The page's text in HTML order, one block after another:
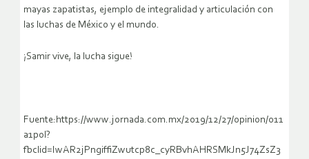
mayas zapatistas, ejemplo de integralidad y articulación con
las luchas de México y el mundo.
¡Samir vive, la lucha sigue!
Fuente:https://www.jornada.com.mx/2019/12/27/opinion/011
a1pol?
fbclid=IwAR2jPngiffiZwutcp8c_cyRBvhAHRSMkJn5J74ZsZ3